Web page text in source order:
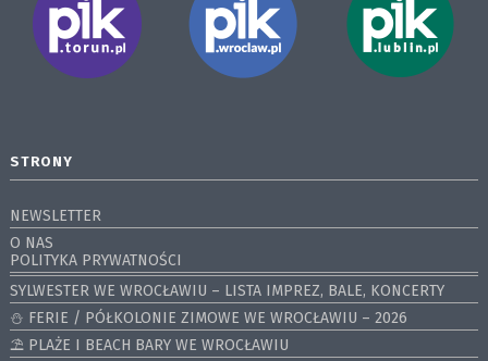
STRONY
NEWSLETTER
O NAS
POLITYKA PRYWATNOŚCI
SYLWESTER WE WROCŁAWIU – LISTA IMPREZ, BALE, KONCERTY
⛄️ FERIE / PÓŁKOLONIE ZIMOWE WE WROCŁAWIU – 2026
⛱️ PLAŻE I BEACH BARY WE WROCŁAWIU